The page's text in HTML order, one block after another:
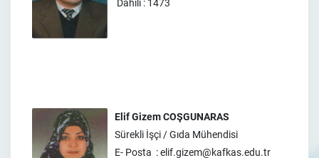
Dahili : 1473
Elif Gizem COŞGUNARAS
Sürekli İşçi / Gıda Mühendisi
E- Posta : elif.gizem@kafkas.edu.tr